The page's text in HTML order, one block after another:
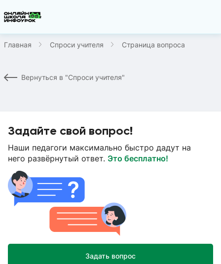
Главная Спроси учителя Страница вопроса
Вернуться в "Спроси учителя"
Задайте свой вопрос!
Наши педагоги максимально быстро дадут на
него развёрнутый ответ. Это бесплатно!
Задать вопрос